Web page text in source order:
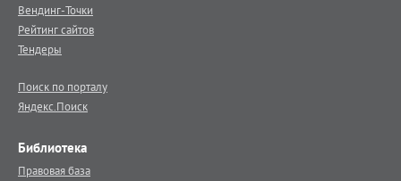
Вендинг-Точки
Рейтинг сайтов
Тендеры
Поиск по порталу
Яндекс.Поиск
Библиотека
Правовая база